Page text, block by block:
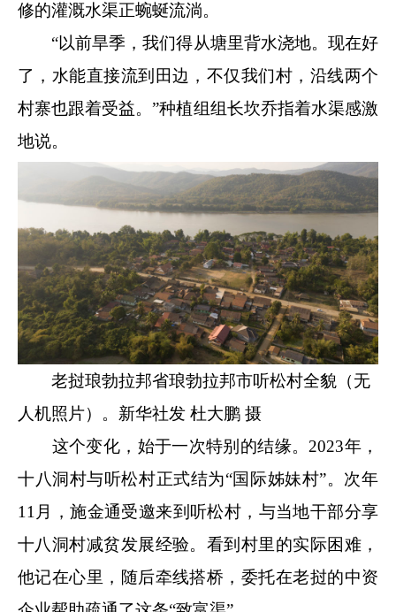
修的灌溉水渠正蜿蜒流淌。
“以前旱季，我们得从塘里背水浇地。现在好
了，水能直接流到田边，不仅我们村，沿线两个
村寨也跟着受益。”种植组组长坎乔指着水渠感激
地说。
老挝琅勃拉邦省琅勃拉邦市听松村全貌（无
人机照片）。新华社发 杜大鹏 摄
这个变化，始于一次特别的结缘。2023年，
十八洞村与听松村正式结为“国际姊妹村”。次年
11月，施金通受邀来到听松村，与当地干部分享
十八洞村减贫发展经验。看到村里的实际困难，
他记在心里，随后牵线搭桥，委托在老挝的中资